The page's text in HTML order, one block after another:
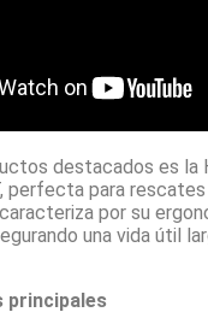
destacados es la
perfecta para
por su
una vida útil
principales